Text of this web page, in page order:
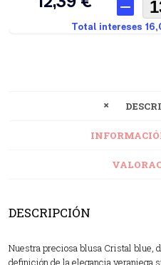
DESCRIPCIÓN
Nuestra preciosa blusa Cristal blue,
definición de la elegancia veraniega